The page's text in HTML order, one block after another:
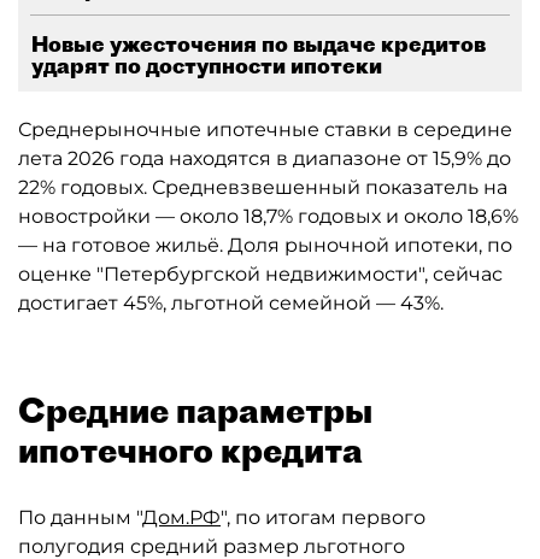
Новые ужесточения по выдаче кредитов
ударят по доступности ипотеки
Среднерыночные ипотечные ставки в середине
лета 2026 года находятся в диапазоне от 15,9% до
22% годовых. Средневзвешенный показатель на
новостройки — около 18,7% годовых и около 18,6%
— на готовое жильё. Доля рыночной ипотеки, по
оценке "Петербургской недвижимости", сейчас
достигает 45%, льготной семейной — 43%.
Средние параметры
ипотечного кредита
По данным "Дом.РФ", по итогам первого
полугодия средний размер льготного